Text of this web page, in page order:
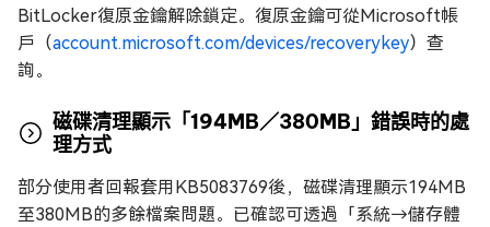
BitLocker復原金鑰解除鎖定。復原金鑰可從Microsoft帳
戶（account.microsoft.com/devices/recoverykey）查
詢。
磁碟清理顯示「194MB／380MB」錯誤時的處
理方式
部分使用者回報套用KB5083769後，磁碟清理顯示194MB
至380MB的多餘檔案問題。已確認可透過「系統→儲存體